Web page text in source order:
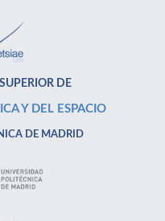
DE
Y DEL ESPACIO
DE MADRID